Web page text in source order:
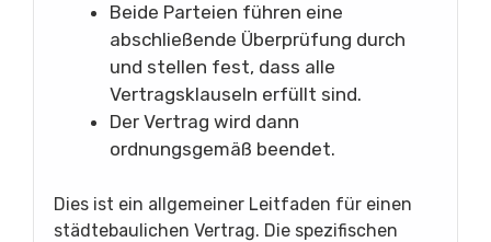
Beide Parteien führen eine
abschließende Überprüfung durch
und stellen fest, dass alle
Vertragsklauseln erfüllt sind.
Der Vertrag wird dann
ordnungsgemäß beendet.
Dies ist ein allgemeiner Leitfaden für einen
städtebaulichen Vertrag. Die spezifischen